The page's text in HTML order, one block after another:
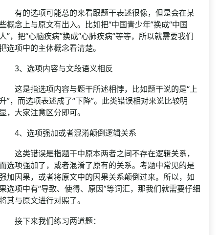
的选项可能总的来看跟题干表述很像，但是会在某
概念上与原文有出入。比如把“中国青少年”换成“中国
”，把“心脑疾病”换成“心肺疾病”等等，所以就需要我们
选项中的主体概念看清楚。
、选项内容与文段语义相反
是指选项内容与题干所述相悖，比如题干说的是“上
”，而选项表述成了“下降”。此类错误相对来说比较明
，大家注意区分即可。
、选项强加或者混淆颠倒逻辑关系
类错误是指题干中原本两者之间不存在逻辑关系，
选项强加了，或者混淆了原有的关系。考题中常见的是
加因果，或者将原文中的因果关系颠倒过来。所以，如
选项中有“导致、使得、原因”等词汇，那我们就需要仔细
其与原文进行对照了。
下来我们练习两道题：